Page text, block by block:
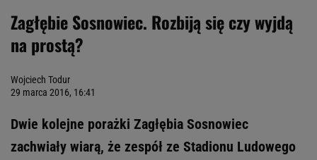
Zagłębie Sosnowiec. Rozbiją się czy wyjdą
na prostą?
Wojciech Todur
29 marca 2016, 16:41
Dwie kolejne porażki Zagłębia Sosnowiec
zachwiały wiarą, że zespół ze Stadionu Ludowego